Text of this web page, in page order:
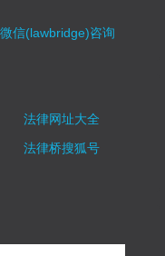
信(lawbridge)咨询
法律网址大全
法律桥搜狐号